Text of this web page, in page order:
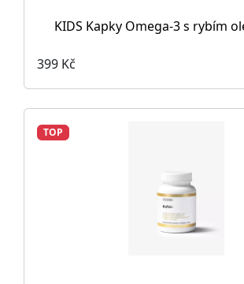
KIDS Kapky Omega-3 s rybím
399 Kč
TOP